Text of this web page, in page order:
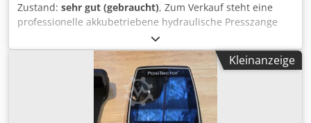
Zustand: sehr gut (gebraucht), Zum Verkauf steht eine
professionelle akkubetriebene hydraulische Presszange
der Marke Cembre, Modell B15MD. Das Gerät ist technisch
einwandfrei und sofort einsatzbereit. Verkauf ohne Akku
und Ladegerät. Der optische Zustand ist sehr gut, normale
Gebrauchsspuren sind auf den Fotos sichtbar. Im
Lieferumfang enthalten sind der originale Cembre
Transportkoffer sowie die auf den Fotos gezeigten
Kleinanzeige